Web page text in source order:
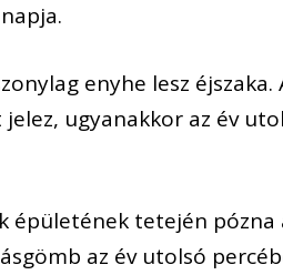
enyhe lesz éjszaka.
ugyanakkor az év
épületének tetején pózna
az év utolsó